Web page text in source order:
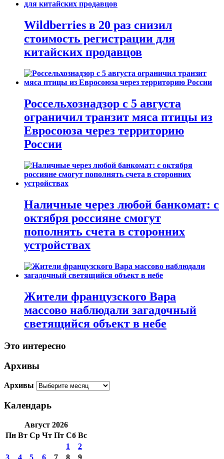
Wildberries в 20 раз снизил
стоимость регистрации для
китайских продавцов
Россельхознадзор с 5 августа
ограничил транзит мяса птицы из
Евросоюза через территорию
России
Наличные через любой банкомат: с
октября россияне смогут
пополнять счета в сторонних
устройствах
Жители французского Вара
массово наблюдали загадочный
светящийся объект в небе
Это интересно
Архивы
Архивы
Календарь
Август 2026
Пн Вт Ср Чт Пт Сб Вс
1
2
3
4 5 6 7 8 9